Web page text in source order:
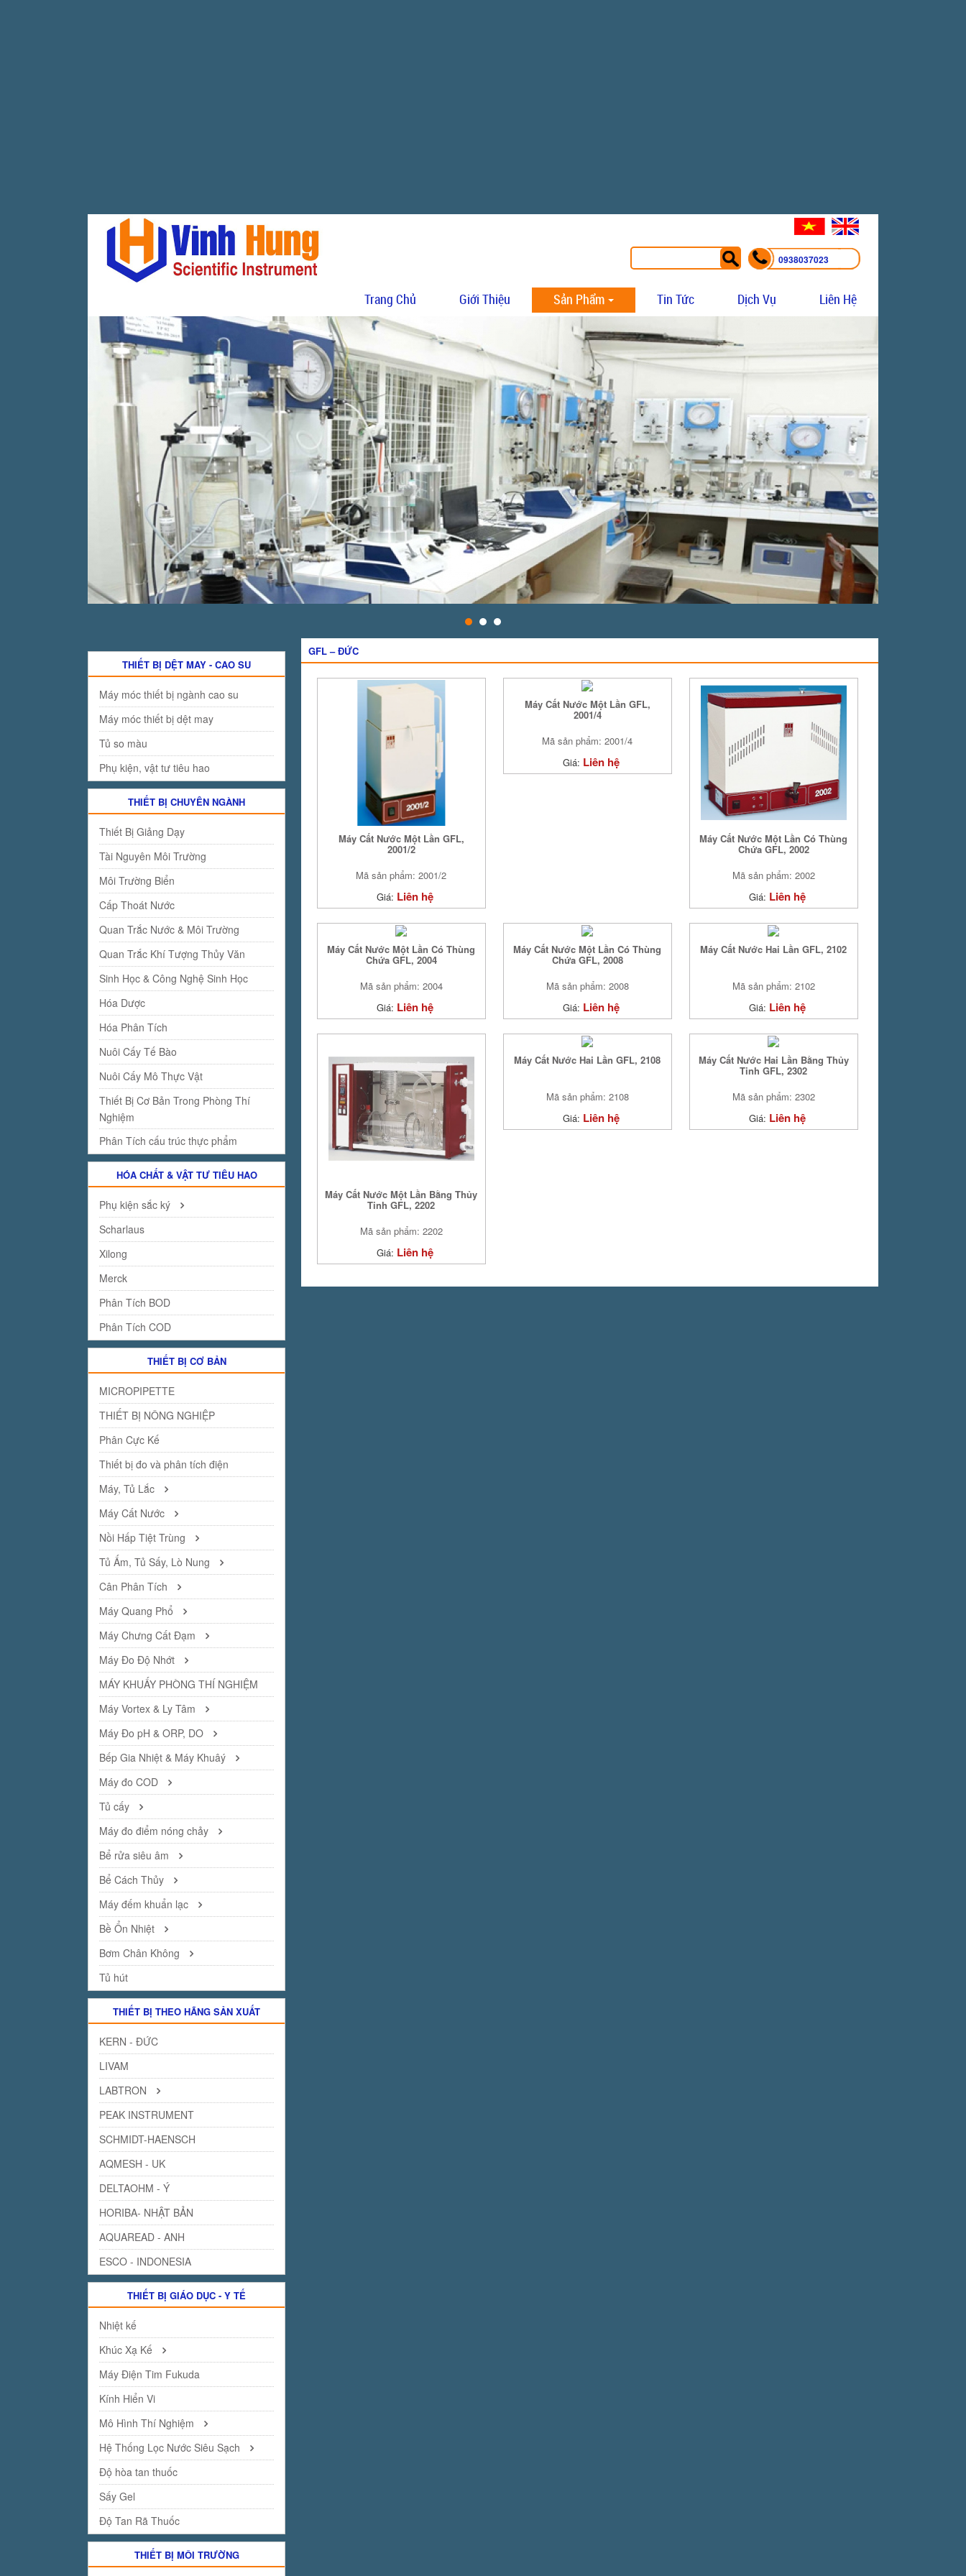
0938037023
Trang Chủ Giới Thiệu Sản Phẩm Tin Tức Dịch Vụ Liên Hệ
GFL – ĐỨC
Máy Cất Nước Một Lần GFL,
2001/2
Mã sản phẩm: 2001/2
Giá: Liên hệ
Máy Cất Nước Một Lần GFL,
2001/4
Mã sản phẩm: 2001/4
Giá: Liên hệ
Máy Cất Nước Một Lần Có Thùng
Chứa GFL, 2002
Mã sản phẩm: 2002
Giá: Liên hệ
Máy Cất Nước Một Lần Có Thùng
Chứa GFL, 2004
Mã sản phẩm: 2004
Giá: Liên hệ
Máy Cất Nước Một Lần Có Thùng
Chứa GFL, 2008
Mã sản phẩm: 2008
Giá: Liên hệ
Máy Cất Nước Hai Lần GFL, 2102
Mã sản phẩm: 2102
Giá: Liên hệ
Máy Cất Nước Một Lần Bằng Thủy
Tinh GFL, 2202
Mã sản phẩm: 2202
Giá: Liên hệ
Máy Cất Nước Hai Lần GFL, 2108
Mã sản phẩm: 2108
Giá: Liên hệ
Máy Cất Nước Hai Lần Bằng Thủy
Tinh GFL, 2302
Mã sản phẩm: 2302
Giá: Liên hệ
THIẾT BỊ DỆT MAY - CAO SU
Máy móc thiết bị ngành cao su
Máy móc thiết bị dệt may
Tủ so màu
Phụ kiện, vật tư tiêu hao
THIẾT BỊ CHUYÊN NGÀNH
Thiết Bị Giảng Dạy
Tài Nguyên Môi Trường
Môi Trường Biển
Cấp Thoát Nước
Quan Trắc Nước & Môi Trường
Quan Trắc Khí Tượng Thủy Văn
Sinh Học & Công Nghệ Sinh Học
Hóa Dược
Hóa Phân Tích
Nuôi Cấy Tế Bào
Nuôi Cấy Mô Thực Vật
Thiết Bị Cơ Bản Trong Phòng Thí
Nghiệm
Phân Tích cấu trúc thực phẩm
HÓA CHẤT & VẬT TƯ TIÊU HAO
Phụ kiện sắc ký
Scharlaus
Xilong
Merck
Phân Tích BOD
Phân Tích COD
THIẾT BỊ CƠ BẢN
MICROPIPETTE
THIẾT BỊ NÔNG NGHIỆP
Phân Cực Kế
Thiết bị đo và phân tích điện
Máy, Tủ Lắc
Máy Cất Nước
Nồi Hấp Tiệt Trùng
Tủ Ấm, Tủ Sấy, Lò Nung
Cân Phân Tích
Máy Quang Phổ
Máy Chưng Cất Đạm
Máy Đo Độ Nhớt
MÁY KHUẤY PHÒNG THÍ NGHIỆM
Máy Vortex & Ly Tâm
Máy Đo pH & ORP, DO
Bếp Gia Nhiệt & Máy Khuâý
Máy đo COD
Tủ cấy
Máy đo điểm nóng chảy
Bể rửa siêu âm
Bể Cách Thủy
Máy đếm khuẩn lạc
Bề Ổn Nhiệt
Bơm Chân Không
Tủ hút
THIẾT BỊ THEO HÃNG SẢN XUẤT
KERN - ĐỨC
LIVAM
LABTRON
PEAK INSTRUMENT
SCHMIDT-HAENSCH
AQMESH - UK
DELTAOHM - Ý
HORIBA- NHẬT BẢN
AQUAREAD - ANH
ESCO - INDONESIA
THIẾT BỊ GIÁO DỤC - Y TẾ
Nhiệt kế
Khúc Xạ Kế
Máy Điện Tim Fukuda
Kính Hiển Vi
Mô Hình Thí Nghiệm
Hệ Thống Lọc Nước Siêu Sạch
Độ hòa tan thuốc
Sấy Gel
Độ Tan Rã Thuốc
THIẾT BỊ MÔI TRƯỜNG